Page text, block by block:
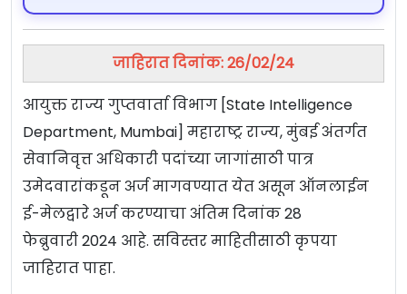
जाहिरात दिनांक: 26/02/24
आयुक्त राज्य गुप्तवार्ता विभाग [State Intelligence
Department, Mumbai] महाराष्ट्र राज्य, मुंबई अंतर्गत
सेवानिवृत्त अधिकारी पदांच्या जागांसाठी पात्र
उमेदवारांकडून अर्ज मागवण्यात येत असून ऑनलाईन
ई-मेलद्वारे अर्ज करण्याचा अंतिम दिनांक 28
फेब्रुवारी 2024 आहे. सविस्तर माहितीसाठी कृपया
जाहिरात पाहा.